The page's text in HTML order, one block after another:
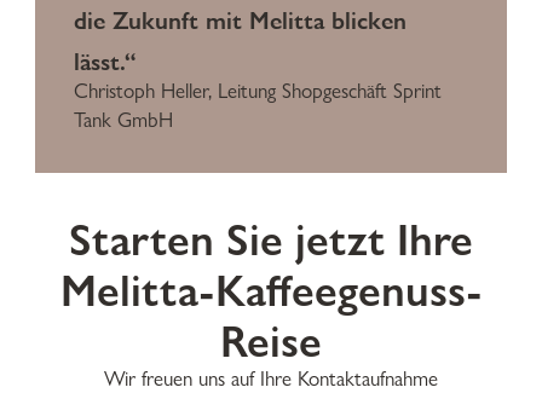
die Zukunft mit Melitta blicken
lässt.“
Christoph Heller, Leitung Shopgeschäft Sprint
Tank GmbH
Starten Sie jetzt Ihre
Melitta-Kaffeegenuss-
Reise
Wir freuen uns auf Ihre Kontaktaufnahme